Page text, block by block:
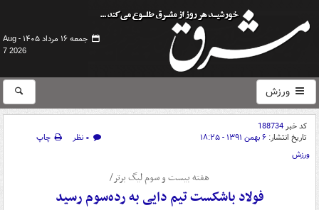
جمعه ۱۶ مرداد ۱۴۰۵ -
Aug
7 2026
ورزش
کد خبر188734
تاریخ انتشار: ۶ بهمن ۱۳۹۱ - ۱۸:۲۵ ۰ نظر
چاپ
ورزش
هفته بیست و سوم لیگ برتر/
فولاد باشکست تیم دایی به رده‌سوم رسید